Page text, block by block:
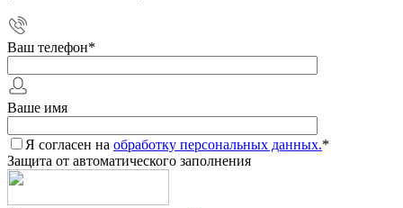
Ваш телефон*
Ваше имя
Я согласен на обработку персональных данных.*
Защита от автоматического заполнения